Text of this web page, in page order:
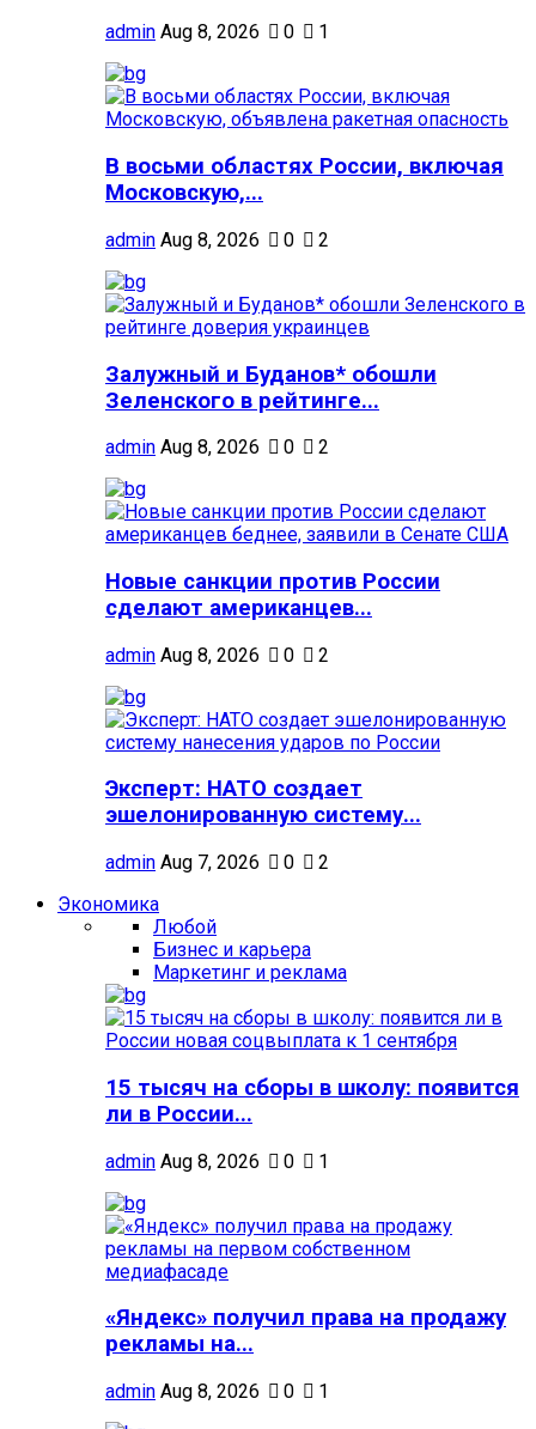
admin Aug 8, 2026 0 1
В восьми областях России, включая
Московскую,...
admin Aug 8, 2026 0 2
Залужный и Буданов* обошли
Зеленского в рейтинге...
admin Aug 8, 2026 0 2
Новые санкции против России
сделают американцев...
admin Aug 8, 2026 0 2
Эксперт: НАТО создает
эшелонированную систему...
admin Aug 7, 2026 0
2
Экономика
Любой
Бизнес и карьера
Маркетинг и реклама
15 тысяч на сборы в школу: появится
ли в России...
admin Aug 8, 2026 0 1
«Яндекс» получил права на продажу
рекламы на...
admin Aug 8, 2026 0 1